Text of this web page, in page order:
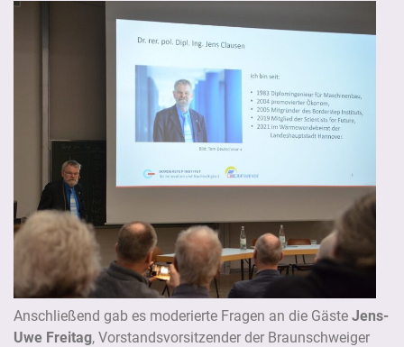
Anschließend gab es moderierte Fragen an die Gäste Jens-
Uwe Freitag, Vorstandsvorsitzender der Braunschweiger